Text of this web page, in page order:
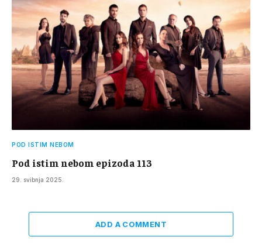
POD ISTIM NEBOM
Pod istim nebom epizoda 113
29. svibnja 2025.
ADD A COMMENT